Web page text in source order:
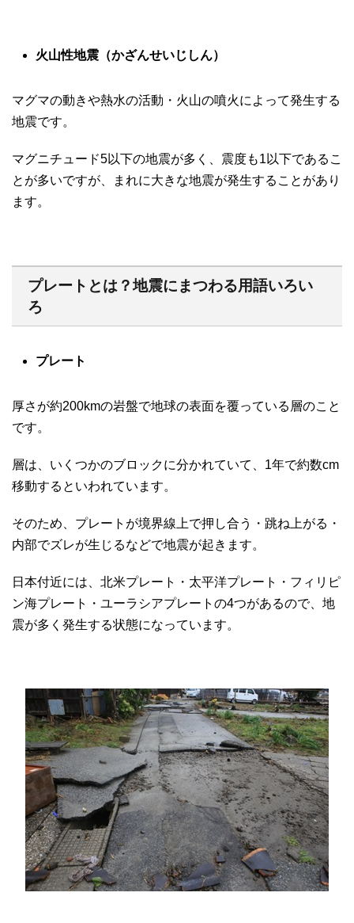
火山性地震（かざんせいじしん）
マグマの動きや熱水の活動・火山の噴火によって発生する
地震です。
マグニチュード5以下の地震が多く、震度も1以下であるこ
とが多いですが、まれに大きな地震が発生することがあり
ます。
プレートとは？地震にまつわる用語いろい
ろ
プレート
厚さが約200kmの岩盤で地球の表面を覆っている層のこと
です。
層は、いくつかのブロックに分かれていて、1年で約数cm
移動するといわれています。
そのため、プレートが境界線上で押し合う・跳ね上がる・
内部でズレが生じるなどで地震が起きます。
日本付近には、北米プレート・太平洋プレート・フィリピ
ン海プレート・ユーラシアプレートの4つがあるので、地
震が多く発生する状態になっています。